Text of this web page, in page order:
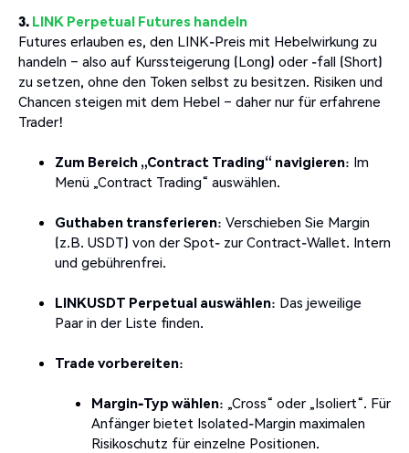
3. LINK Perpetual Futures handeln
Futures erlauben es, den LINK-Preis mit Hebelwirkung zu
handeln – also auf Kurssteigerung (Long) oder -fall (Short)
zu setzen, ohne den Token selbst zu besitzen. Risiken und
Chancen steigen mit dem Hebel – daher nur für erfahrene
Trader!
Zum Bereich „Contract Trading“ navigieren: Im
Menü „Contract Trading“ auswählen.
Guthaben transferieren: Verschieben Sie Margin
(z.B. USDT) von der Spot- zur Contract-Wallet. Intern
und gebührenfrei.
LINKUSDT Perpetual auswählen: Das jeweilige
Paar in der Liste finden.
Trade vorbereiten:
Margin-Typ wählen: „Cross“ oder „Isoliert“. Für
Anfänger bietet Isolated-Margin maximalen
Risikoschutz für einzelne Positionen.